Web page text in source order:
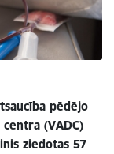
pēdējo
(VADC)
ziedotas 57